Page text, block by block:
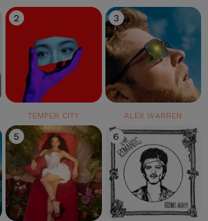
2
TEMPER CITY
3
ALEX WARREN
5 6